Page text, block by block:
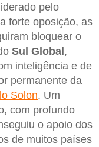
pelo
forte oposição, as
bloquear o
Sul Global,
inteligência e de
permanente da
Solon. Um
com profundo
o apoio dos
de muitos países